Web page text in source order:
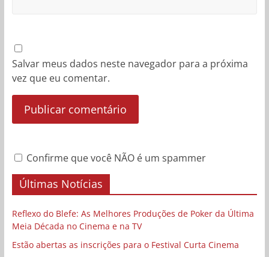
Salvar meus dados neste navegador para a próxima
vez que eu comentar.
Confirme que você NÃO é um spammer
Últimas Notícias
Reflexo do Blefe: As Melhores Produções de Poker da Última
Meia Década no Cinema e na TV
Estão abertas as inscrições para o Festival Curta Cinema